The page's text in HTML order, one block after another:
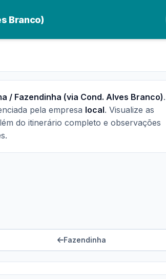
Branco)
/ Fazendinha (via Cond. Alves Branco).
pela empresa local. Visualize as
do itinerário completo e observações
Fazendinha